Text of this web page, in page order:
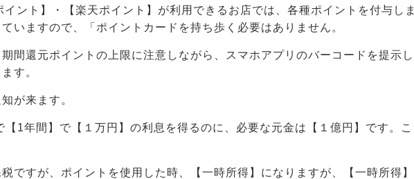
ント】・【楽天ポイント】が利用できるお店では、各種ポイントを付与しま
いますので、「ポイントカードを持ち歩く必要はありません。
間還元ポイントの上限に注意しながら、スマホアプリのバーコードを提示し
す。
が来ます。
1年間】で【１万円】の利息を得るのに、必要な元金は【１億円】です。こ
ですが、ポイントを使用した時、【一時所得】になりますが、【一時所得】